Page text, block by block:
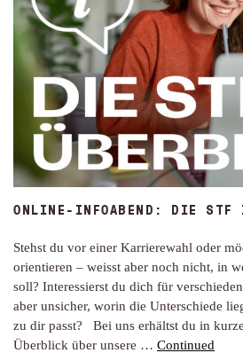
ONLINE-INFOABEND: DIE STF
Stehst du vor einer Karrierewahl oder
orientieren – weisst aber noch nicht, in
soll? Interessierst du dich für
aber unsicher, worin die Unterschiede
zu dir passt? Bei uns erhältst du in
Überblick über unsere … Continued